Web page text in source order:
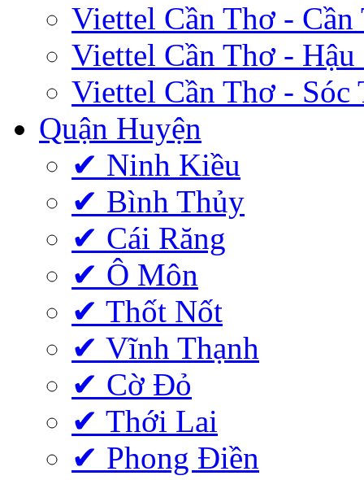
Viettel Cần Thơ - Cần
Viettel Cần Thơ - Hậu
Viettel Cần Thơ - Sóc
Quận Huyện
✔ Ninh Kiều
✔ Bình Thủy
✔ Cái Răng
✔ Ô Môn
✔ Thốt Nốt
✔ Vĩnh Thạnh
✔ Cờ Đỏ
✔ Thới Lai
✔ Phong Điền